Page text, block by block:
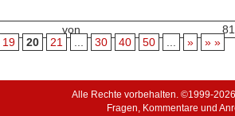
von 81
19 20 21 30 40 50 » » »
Alle Rechte vorbehalten. ©1999-
Fragen, Kommentare und